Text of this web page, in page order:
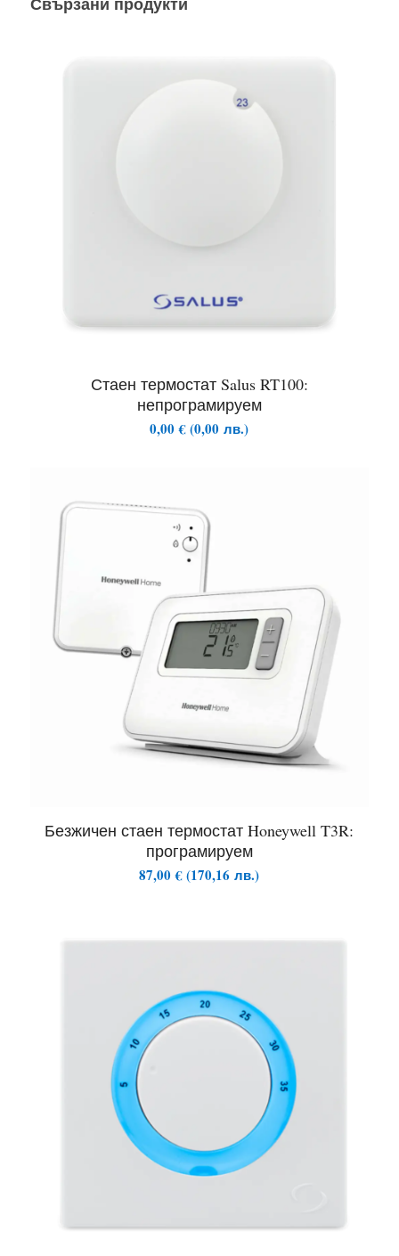
Стаен термостат Salus RT100:
непрограмируем
0,00€ (0,00лв.)
Безжичен стаен термостат Honeywell T3R:
програмируем
87,00€ (170,16лв.)